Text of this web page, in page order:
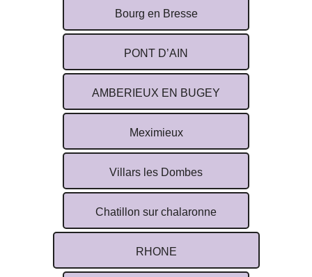
Bourg en Bresse
PONT D’AIN
AMBERIEUX EN BUGEY
Meximieux
Villars les Dombes
Chatillon sur chalaronne
RHONE